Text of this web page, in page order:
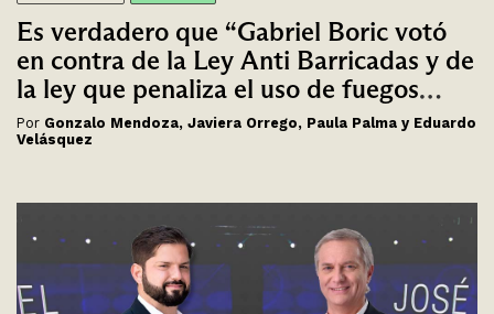
Es verdadero que “Gabriel Boric votó
en contra de la Ley Anti Barricadas y de
la ley que penaliza el uso de fuegos
artificiales”, como señaló José Antonio
Kast
Por Gonzalo Mendoza, Javiera Orrego, Paula Palma y Eduardo
Velásquez